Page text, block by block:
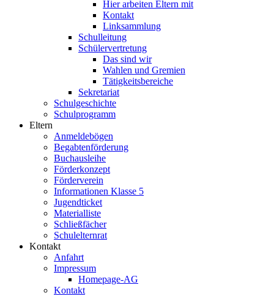
Hier arbeiten Eltern mit
Kontakt
Linksammlung
Schulleitung
Schülervertretung
Das sind wir
Wahlen und Gremien
Tätigkeitsbereiche
Sekretariat
Schulgeschichte
Schulprogramm
Eltern
Anmeldebögen
Begabtenförderung
Buchausleihe
Förderkonzept
Förderverein
Informationen Klasse 5
Jugendticket
Materialliste
Schließfächer
Schulelternrat
Kontakt
Anfahrt
Impressum
Homepage-AG
Kontakt